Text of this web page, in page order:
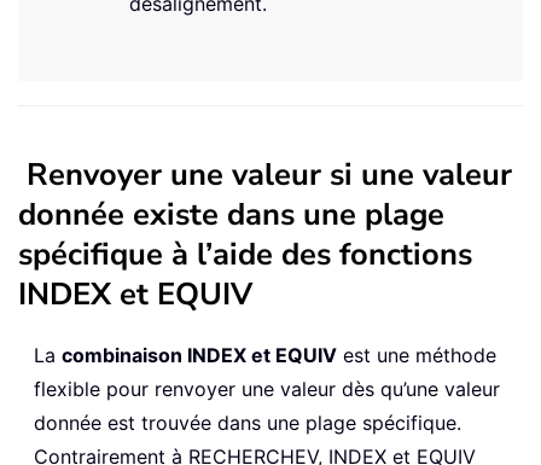
Renvoyer une valeur si une valeur
donnée existe dans une plage
spécifique à l’aide des fonctions
INDEX et EQUIV
La combinaison INDEX et EQUIV est une méthode
flexible pour renvoyer une valeur dès qu’une valeur
donnée est trouvée dans une plage spécifique.
Contrairement à RECHERCHEV, INDEX et EQUIV